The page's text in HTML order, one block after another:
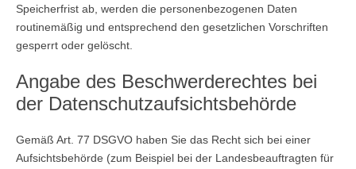
Speicherfrist ab, werden die personenbezogenen Daten
routinemäßig und entsprechend den gesetzlichen Vorschriften
gesperrt oder gelöscht.
Angabe des Beschwerderechtes bei
der Datenschutzaufsichtsbehörde
Gemäß Art. 77 DSGVO haben Sie das Recht sich bei einer
Aufsichtsbehörde (zum Beispiel bei der Landesbeauftragten für